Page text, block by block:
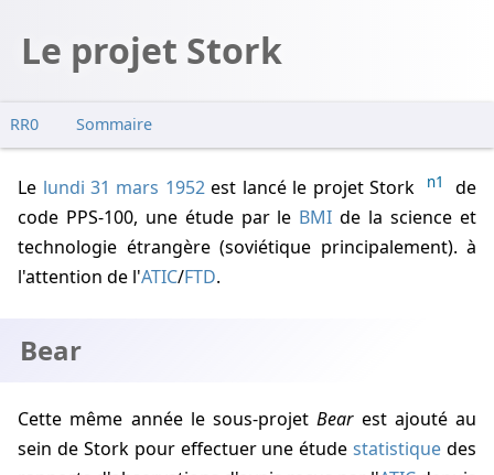
Le projet Stork
RR0 Sommaire
Bear
Études de l'étude
Le lundi 31 mars 1952est lancé le projet Stork n1
de
code PPS-100, une étude par le BMI de la science et
technologie étrangère (soviétique principalement). à
l'attention de l'ATIC/FTD.
Bear
Cette même année le sous-projetBearest ajouté au
sein de Stork pour effectuer une étudestatistique des